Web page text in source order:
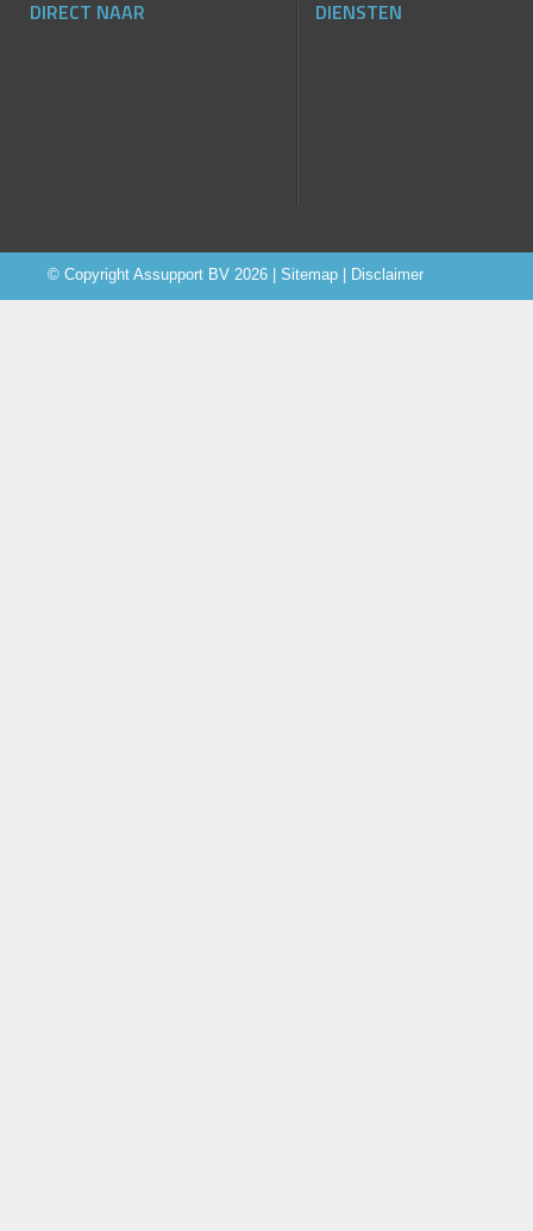
DIRECT NAAR DIENSTEN
© Copyright Assupport BV 2026 | Sitemap Disclaimer